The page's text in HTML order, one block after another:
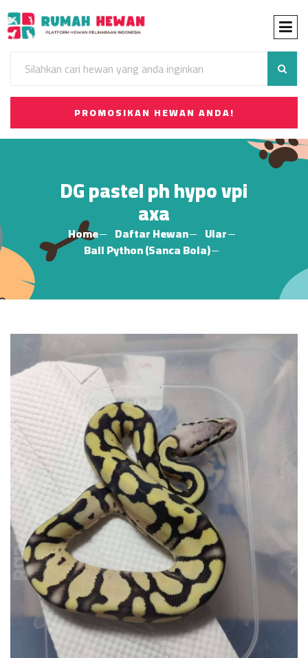
PROMOSIKAN HEWAN ANDA!
DG pastel ph hypo vpi
axa
Home Daftar Hewan
Ular
Ball Python (Sanca Bola)